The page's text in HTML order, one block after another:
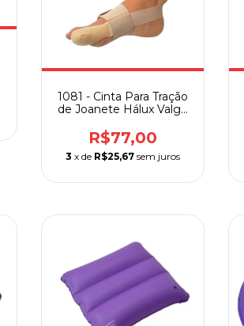
1081 - Cinta Para Tração
de Joanete Hálux Valgo
R$77,00
3 x de R$25,67 sem juros